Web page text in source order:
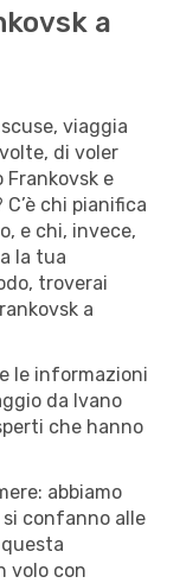
a
viaggia
di voler
e
chi pianifica
e chi, invece,
la tua
troverai
a
le informazioni
da Ivano
che hanno
abbiamo
confanno alle
volo con